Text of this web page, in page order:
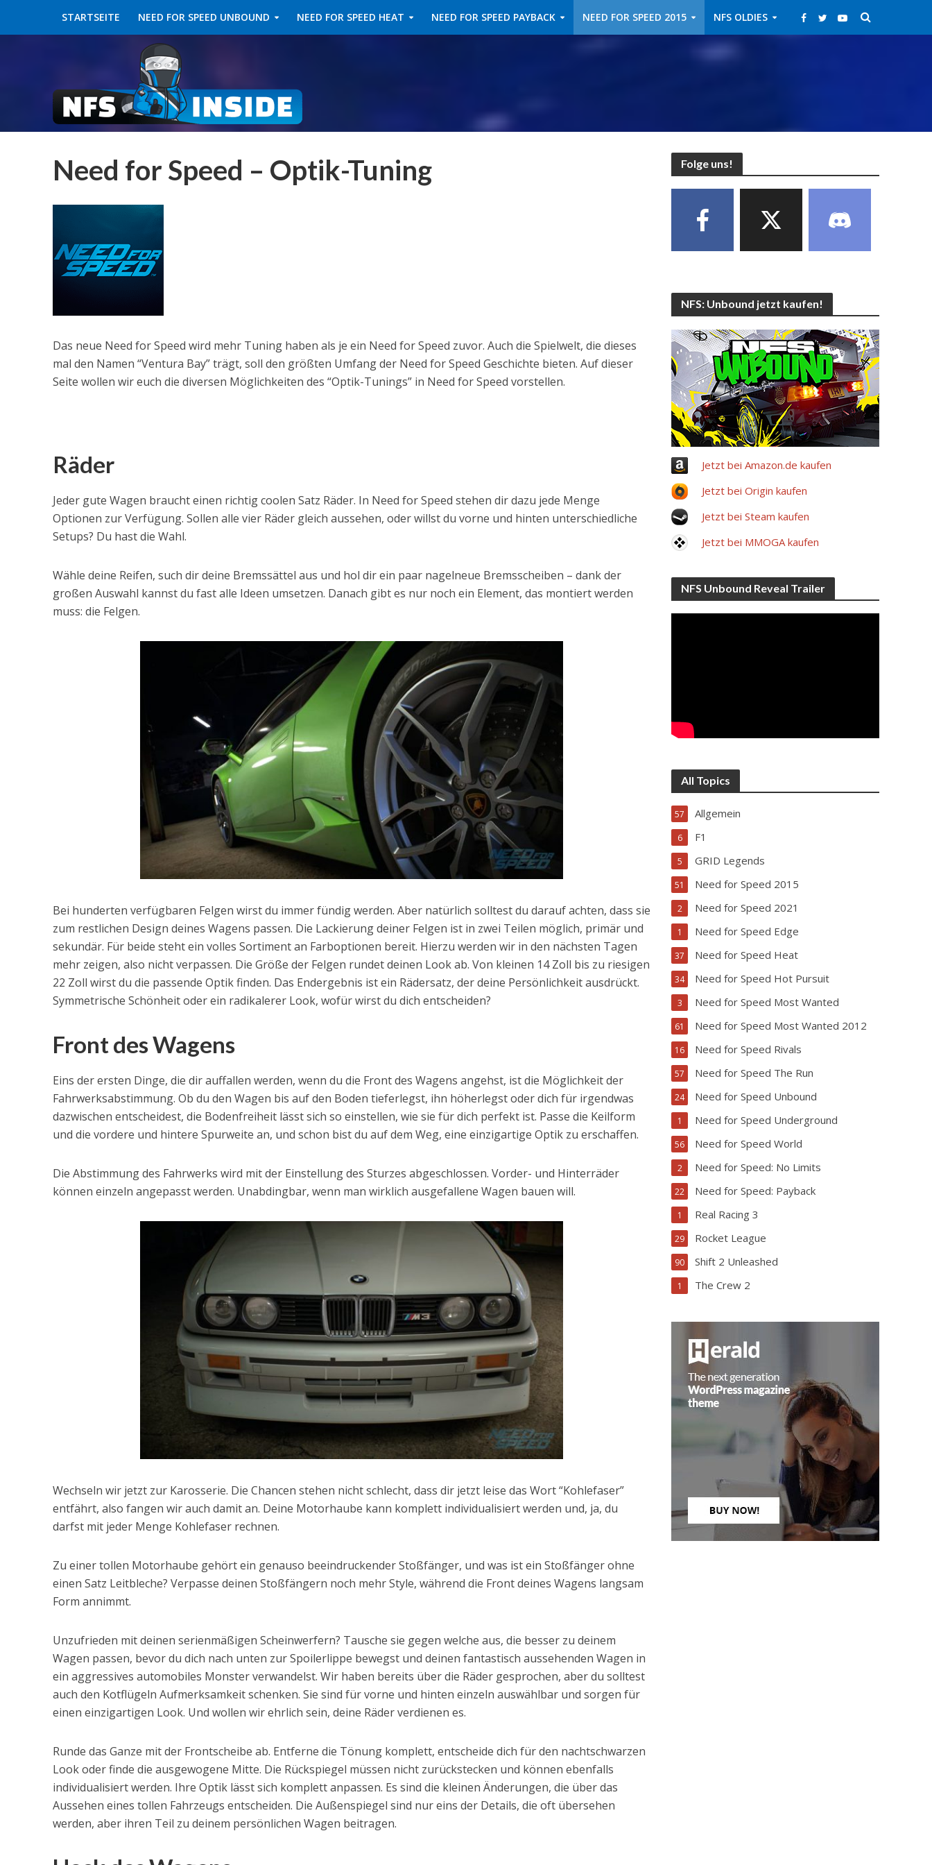
STARTSEITE NEED FOR SPEED UNBOUND NEED FOR SPEED HEAT NEED FOR SPEED PAYBACK NEED FOR SPEED 2015 NFS OLDIES
Need for Speed – Optik-Tuning
Das neue Need for Speed wird mehr Tuning haben als je ein Need for Speed zuvor. Auch die Spielwelt, die dieses
mal den Namen “Ventura Bay” trägt, soll den größten Umfang der Need for Speed Geschichte bieten. Auf dieser
Seite wollen wir euch die diversen Möglichkeiten des “Optik-Tunings” in Need for Speed vorstellen.
Räder
Jeder gute Wagen braucht einen richtig coolen Satz Räder. In Need for Speed stehen dir dazu jede Menge
Optionen zur Verfügung. Sollen alle vier Räder gleich aussehen, oder willst du vorne und hinten unterschiedliche
Setups? Du hast die Wahl.
Wähle deine Reifen, such dir deine Bremssättel aus und hol dir ein paar nagelneue Bremsscheiben – dank der
großen Auswahl kannst du fast alle Ideen umsetzen. Danach gibt es nur noch ein Element, das montiert werden
muss: die Felgen.
Bei hunderten verfügbaren Felgen wirst du immer fündig werden. Aber natürlich solltest du darauf achten, dass sie
zum restlichen Design deines Wagens passen. Die Lackierung deiner Felgen ist in zwei Teilen möglich, primär und
sekundär. Für beide steht ein volles Sortiment an Farboptionen bereit. Hierzu werden wir in den nächsten Tagen
mehr zeigen, also nicht verpassen. Die Größe der Felgen rundet deinen Look ab. Von kleinen 14 Zoll bis zu riesigen
22 Zoll wirst du die passende Optik finden. Das Endergebnis ist ein Rädersatz, der deine Persönlichkeit ausdrückt.
Symmetrische Schönheit oder ein radikalerer Look, wofür wirst du dich entscheiden?
Front des Wagens
Eins der ersten Dinge, die dir auffallen werden, wenn du die Front des Wagens angehst, ist die Möglichkeit der
Fahrwerksabstimmung. Ob du den Wagen bis auf den Boden tieferlegst, ihn höherlegst oder dich für irgendwas
dazwischen entscheidest, die Bodenfreiheit lässt sich so einstellen, wie sie für dich perfekt ist. Passe die Keilform
und die vordere und hintere Spurweite an, und schon bist du auf dem Weg, eine einzigartige Optik zu erschaffen.
Die Abstimmung des Fahrwerks wird mit der Einstellung des Sturzes abgeschlossen. Vorder- und Hinterräder
können einzeln angepasst werden. Unabdingbar, wenn man wirklich ausgefallene Wagen bauen will.
Wechseln wir jetzt zur Karosserie. Die Chancen stehen nicht schlecht, dass dir jetzt leise das Wort “Kohlefaser”
entfährt, also fangen wir auch damit an. Deine Motorhaube kann komplett individualisiert werden und, ja, du
darfst mit jeder Menge Kohlefaser rechnen.
Zu einer tollen Motorhaube gehört ein genauso beeindruckender Stoßfänger, und was ist ein Stoßfänger ohne
einen Satz Leitbleche? Verpasse deinen Stoßfängern noch mehr Style, während die Front deines Wagens langsam
Form annimmt.
Unzufrieden mit deinen serienmäßigen Scheinwerfern? Tausche sie gegen welche aus, die besser zu deinem
Wagen passen, bevor du dich nach unten zur Spoilerlippe bewegst und deinen fantastisch aussehenden Wagen in
ein aggressives automobiles Monster verwandelst. Wir haben bereits über die Räder gesprochen, aber du solltest
auch den Kotflügeln Aufmerksamkeit schenken. Sie sind für vorne und hinten einzeln auswählbar und sorgen für
einen einzigartigen Look. Und wollen wir ehrlich sein, deine Räder verdienen es.
Runde das Ganze mit der Frontscheibe ab. Entferne die Tönung komplett, entscheide dich für den nachtschwarzen
Look oder finde die ausgewogene Mitte. Die Rückspiegel müssen nicht zurückstecken und können ebenfalls
individualisiert werden. Ihre Optik lässt sich komplett anpassen. Es sind die kleinen Änderungen, die über das
Aussehen eines tollen Fahrzeugs entscheiden. Die Außenspiegel sind nur eins der Details, die oft übersehen
werden, aber ihren Teil zu deinem persönlichen Wagen beitragen.
Folge uns!
NFS: Unbound jetzt kaufen!
Jetzt bei Amazon.de kaufen
Jetzt bei Origin kaufen
Jetzt bei Steam kaufen
Jetzt bei MMOGA kaufen
NFS Unbound Reveal Trailer
All Topics
Allgemein
57
F1
6
GRID Legends
5
Need for Speed 2015
51
Need for Speed 2021
2
Need for Speed Edge
1
Need for Speed Heat
37
Need for Speed Hot Pursuit
34
Need for Speed Most Wanted
3
Need for Speed Most Wanted 2012
61
Need for Speed Rivals
16
Need for Speed The Run
57
Need for Speed Unbound
24
Need for Speed Underground
1
Need for Speed World
56
Need for Speed: No Limits
2
Need for Speed: Payback
22
Real Racing 3
1
Rocket League
29
Shift 2 Unleashed
90
The Crew 2
1